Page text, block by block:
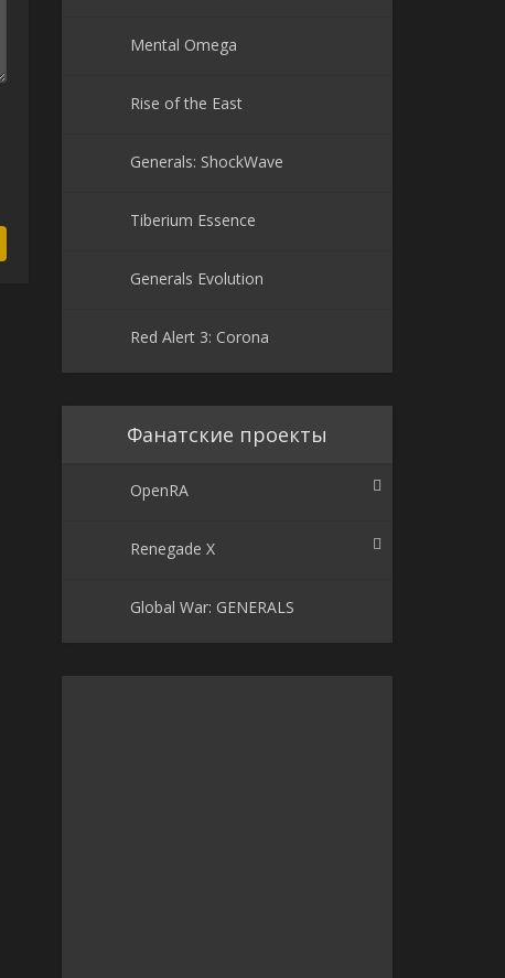
Mental Omega
Rise of the East
Generals: ShockWave
Tiberium Essence
Generals Evolution
Red Alert 3: Corona
Фанатские проекты
OpenRA
Renegade X
Global War: GENERALS